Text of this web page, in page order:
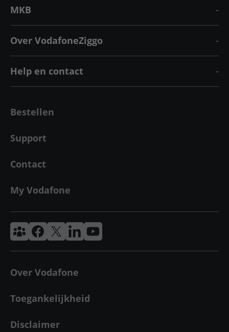
MKB
Over VodafoneZiggo
Help en contact
Bestellen
Support
Contact
My Vodafone
Vodafone & Ziggo Community
Vodafone Facebook
Vodafone XVodafoneZiggo LinkedIn
Vodafone YouTube
Over Vodafone
Toegankelijkheid
Disclaimer